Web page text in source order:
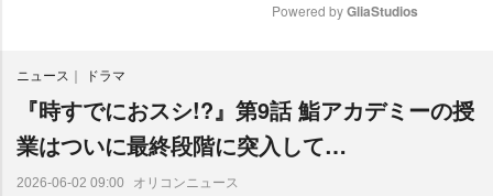
e
Powered by GliaStudios
ニュース ドラマ
『時すでにおスシ!?』第9話 鮨アカデミーの授
業はついに最終段階に突入して…
2026-06-02 09:00 オリコンニュース